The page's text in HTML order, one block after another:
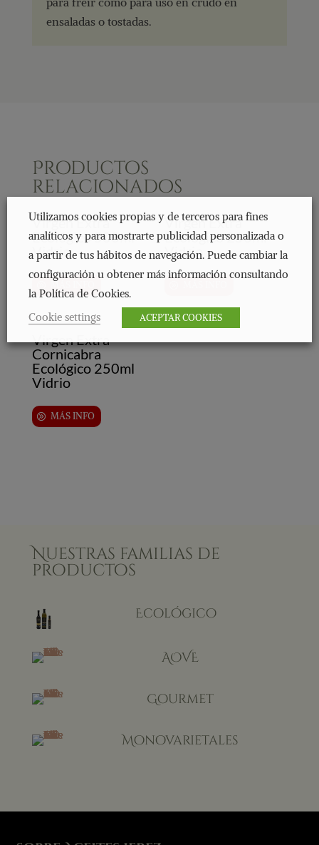
ensaladas o tostadas.
Productos
relacionados
Virgen Extra
Ecológico 500ml
Vidrio
MÁS INFO
Virgen Extra
Ecológico 250ml
Vidrio
Virgen Extra
Cornicabra
Ecológico 250ml
Vidrio
MÁS INFO
Nuestras familias de
productos
Ecológico
AOVE
Gourmet
Monovarietales
Utilizamos cookies propias y de terceros para fines
analíticos y para mostrarte publicidad personalizada o
a partir de tus hábitos de navegación. Puede cambiar la
configuración u obtener más información consultando
la Política de Cookies.
Cookie settings
ACEPTAR COOKIES